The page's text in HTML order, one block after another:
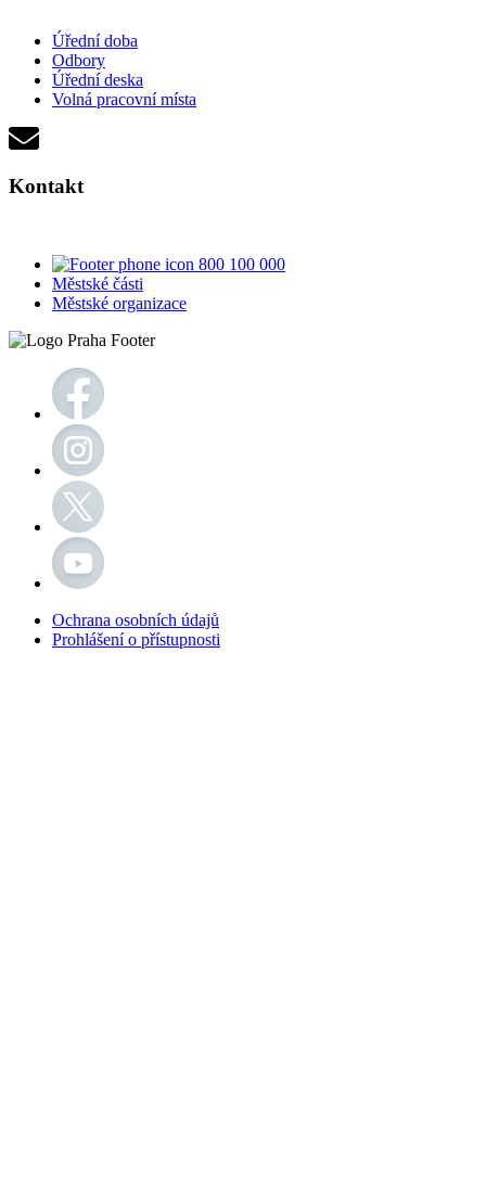
Úřední doba
Odbory
Úřední deska
Volná pracovní místa
Kontakt
800 100 000
Městské části
Městské organizace
Ochrana osobních údajů
Prohlášení o přístupnosti